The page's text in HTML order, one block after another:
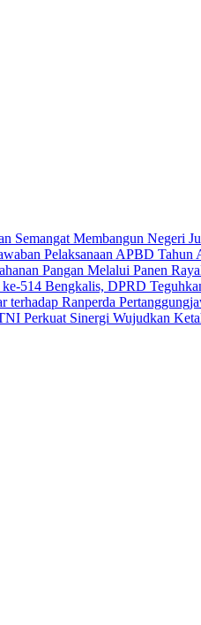
Semangat Membangun Negeri
Pelaksanaan APBD Tahun
Pangan Melalui Panen Raya
514 Bengkalis, DPRD
Ranperda
Perkuat Sinergi Wujudkan